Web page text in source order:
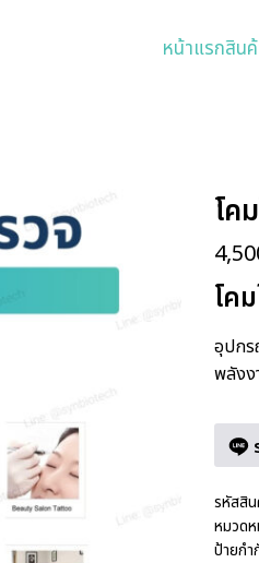
หน้าแรกสิน
โค
โค
อุปกร
พลังง
รหัสสิน
หมวด
ป้ายกำ